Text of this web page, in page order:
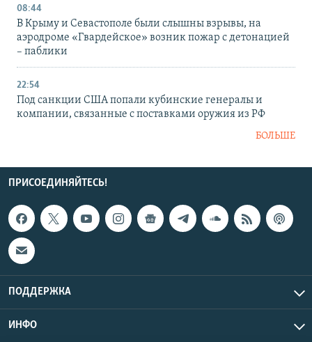
08:44
В Крыму и Севастополе были слышны взрывы, на
аэродроме «Гвардейское» возник пожар с детонацией
– паблики
22:54
Под санкции США попали кубинские генералы и
компании, связанные с поставками оружия из РФ
БОЛЬШЕ
ПРИСОЕДИНЯЙТЕСЬ!
ПОДДЕРЖКА
ИНФО